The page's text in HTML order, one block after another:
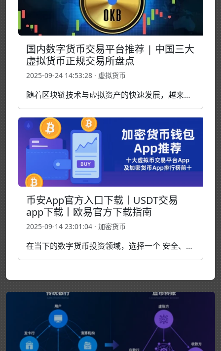
国内数字货币交易平台推荐 | 中国三大
虚拟货币正规交易所盘点
2025-09-24 14:53:28 · 虚拟货币
随着区块链技术与虚拟资产的快速发展，越来越多的用户开始关注 国内数字货币交易平台 的选择与使用。对于初次接触的人来说，如何找到一个 正规、安全且功能完善的虚拟货币交易所，是进入加密市场的第一步。 中国三大虚拟货币交易平台 在业内，通常被广泛提及的 中国三大虚拟货币交易…
币安App官方入口下载丨USDT交易
app下载丨欧易官方下载指南
2025-09-14 23:01:04 · 加密货币
在当下的数字货币投资领域，选择一个 安全、便捷、功能完善的交易平台，是所有投资者最关心的话题之一。无论是寻找 币安App官方入口，还是想要快速完成 USDT交易app下载，又或者下载 欧易交易所官方版本，投资者都希望能够找到一个稳定可靠的渠道，确保资金安全和交易体验。本文将为你梳…